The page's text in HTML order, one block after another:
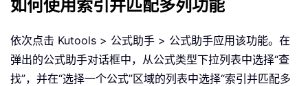
如何使用索引并匹配多列功能
依次点击 Kutools > 公式助手 > 公式助手应用该功能。在
弹出的公式助手对话框中，从公式类型下拉列表中选择“查
找”，并在“选择一个公式”区域的列表中选择“索引并匹配多